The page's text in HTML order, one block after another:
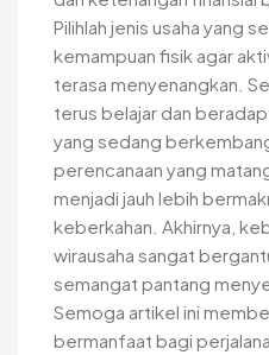
Pilihlah jenis usaha yang
kemampuan fisik agar
terasa menyenangkan.
terus belajar dan
yang sedang
perencanaan yang
menjadi jauh lebih
keberkahan. Akhirnya,
wirausaha sangat
semangat pantang
Semoga artikel ini
bermanfaat bagi